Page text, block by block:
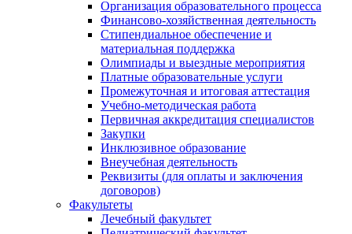
Организация образовательного процесса
Финансово-хозяйственная деятельность
Стипендиальное обеспечение и
материальная поддержка
Олимпиады и выездные мероприятия
Платные образовательные услуги
Промежуточная и итоговая аттестация
Учебно-методическая работа
Первичная аккредитация специалистов
Закупки
Инклюзивное образование
Внеучебная деятельность
Реквизиты (для оплаты и заключения
договоров)
Факультеты
Лечебный факультет